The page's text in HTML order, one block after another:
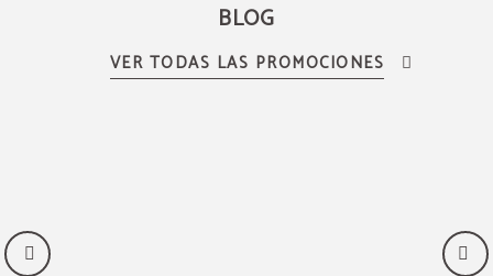
BLOG